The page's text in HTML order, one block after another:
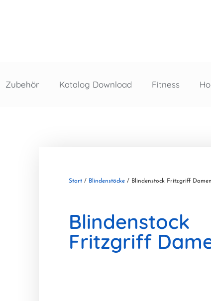
Zubehör Katalog Download Fitness
Start / Blindenstöcke / Blindenstock Fritzgriff
Blindenstock
Fritzgriff